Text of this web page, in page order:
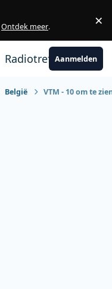
Ontdek meer. ×
RadiotrefpuntAanmelden
België VTM - 10 om te